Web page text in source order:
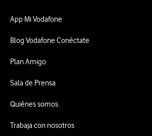
App Mi Vodafone
Blog Vodafone Conéctate
Plan Amigo
Sala de Prensa
Quiénes somos
Trabaja con nosotros